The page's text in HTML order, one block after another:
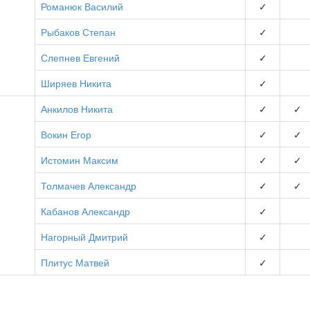
Романюк Василий
✓
Рыбаков Степан
✓
Слепнев Евгений
✓
Ширяев Никита
✓
Анкилов Никита
✓
✓
Вокин Егор
✓
✓
Истомин Максим
✓
✓
Толмачев Александр
✓
✓
Кабанов Александр
✓
Нагорный Дмитрий
✓
Плитус Матвей
✓